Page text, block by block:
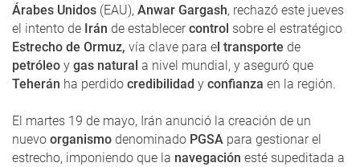
Árabes Unidos (EAU), Anwar Gargash, rechazó este jueves
el intento de Irán de establecercontrol sobre el estratégico
Estrecho de Ormuz, vía clave para el transporte de
petróleo y gas natural a nivel mundial, y aseguró que
Teherán ha perdido credibilidad y confianza en la región.
El martes 19 de mayo, Irán anunció la creación de un
nuevo organismo denominado PGSA para gestionar el
estrecho, imponiendo que la navegación esté supeditada a